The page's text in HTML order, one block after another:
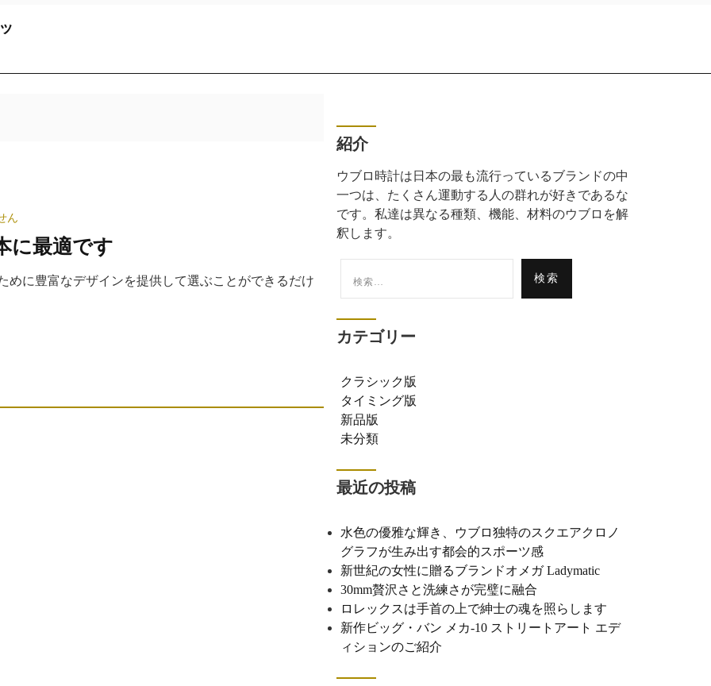
ん
に最適です
めに豊富なデザインを提供して選ぶことができるだけ
紹介
ウブロ時計は日本の最も流行っているブランドの中
一つは、たくさん運動する人の群れが好きであるな
です。私達は異なる種類、機能、材料のウブロを解
釈します。
索:
カテゴリー
クラシック版
タイミング版
新品版
未分類
最近の投稿
水色の優雅な輝き、ウブロ独特のスクエアクロノ
グラフが生み出す都会的スポーツ感
新世紀の女性に贈るブランドオメガ Ladymatic
30mm贅沢さと洗練さが完璧に融合
ロレックスは手首の上で紳士の魂を照らします
新作ビッグ・バン メカ-10 ストリートアート エデ
ィションのご紹介